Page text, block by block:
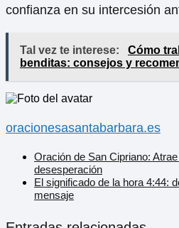
confianza en su intercesión
Tal vez te interese:
Cómo
benditas: consejos y
oracionesasantabarbara.es
Oración de San Cipriano:
desesperación
El significado de la hora 4:44:
mensaje